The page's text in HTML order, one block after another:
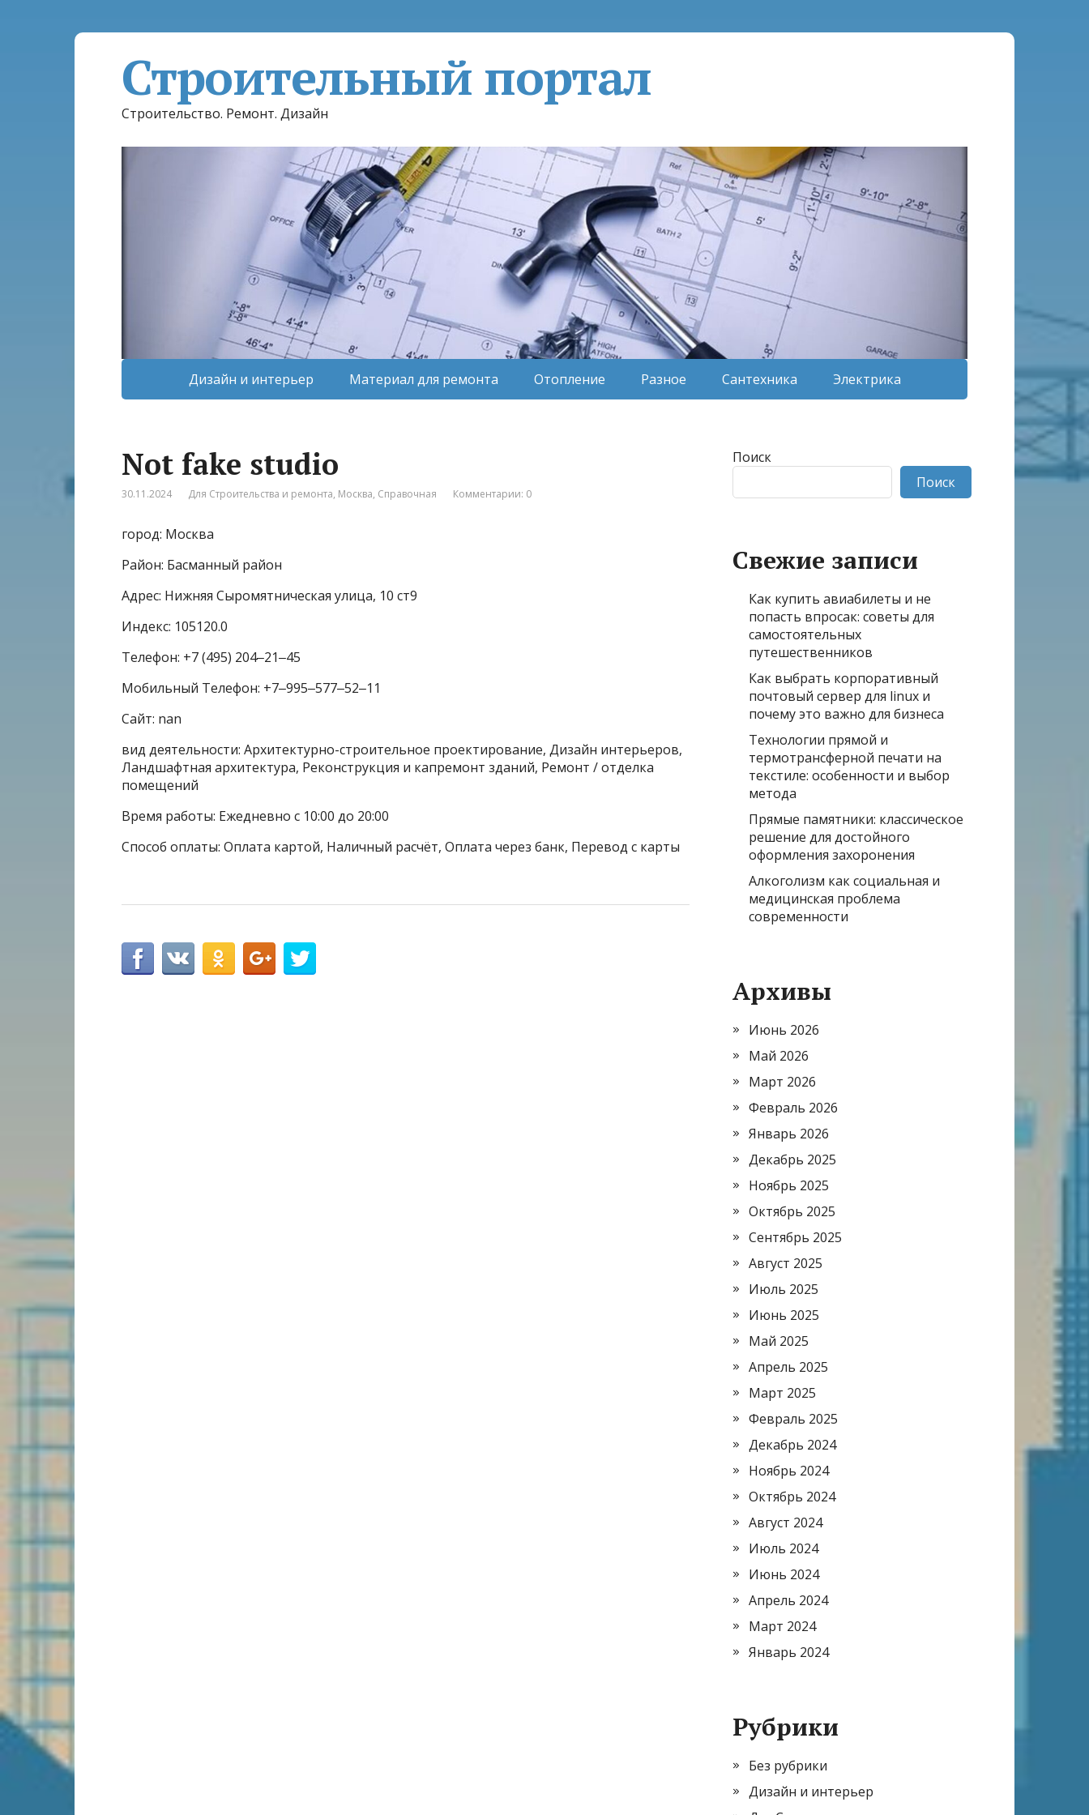
Строительный портал
Строительство. Ремонт. Дизайн
Дизайн и интерьер Материал для ремонта Отопление Разное Сантехника Электрика
Not fake studio
30.11.2024 Для Строительства и ремонта, Москва, Справочная Комментарии: 0
город: Москва
Район: Басманный район
Адрес: Нижняя Сыромятническая улица, 10 ст9
Индекс: 105120.0
Телефон: +7 (495) 204‒21‒45
Мобильный Телефон: +7‒995‒577‒52‒11
Сайт: nan
вид деятельности: Архитектурно-строительное проектирование, Дизайн интерьеров,
Ландшафтная архитектура, Реконструкция и капремонт зданий, Ремонт / отделка
помещений
Время работы: Ежедневно с 10:00 до 20:00
Способ оплаты: Оплата картой, Наличный расчёт, Оплата через банк, Перевод с карты
Поиск
Поиск
Свежие записи
Как купить авиабилеты и не
попасть впросак: советы для
самостоятельных
путешественников
Как выбрать корпоративный
почтовый сервер для linux и
почему это важно для бизнеса
Технологии прямой и
термотрансферной печати на
текстиле: особенности и выбор
метода
Прямые памятники: классическое
решение для достойного
оформления захоронения
Алкоголизм как социальная и
медицинская проблема
современности
Архивы
Июнь 2026
Май 2026
Март 2026
Февраль 2026
Январь 2026
Декабрь 2025
Ноябрь 2025
Октябрь 2025
Сентябрь 2025
Август 2025
Июль 2025
Июнь 2025
Май 2025
Апрель 2025
Март 2025
Февраль 2025
Декабрь 2024
Ноябрь 2024
Октябрь 2024
Август 2024
Июль 2024
Июнь 2024
Апрель 2024
Март 2024
Январь 2024
Рубрики
Без рубрики
Дизайн и интерьер